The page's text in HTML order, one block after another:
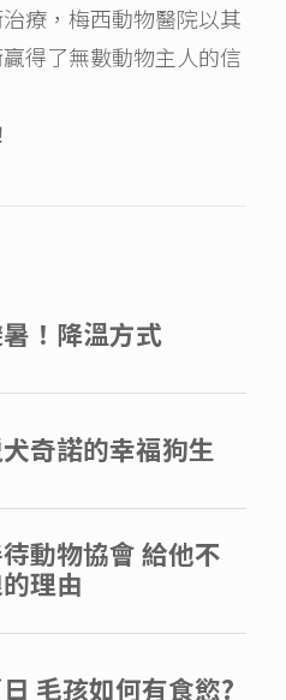
療，梅西動物醫院以其
得了無數動物主人的信